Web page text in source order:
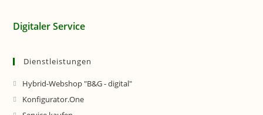
Digitaler Service
Dienstleistungen
Hybrid-Webshop "B&G - digital"
Konfigurator.One